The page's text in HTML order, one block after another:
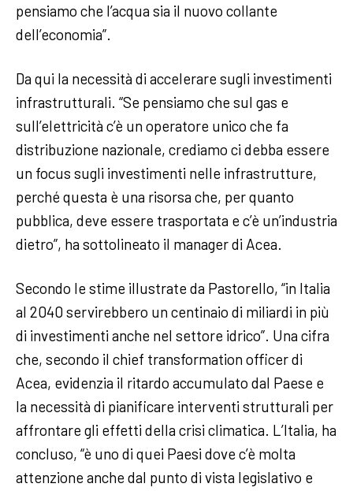
pensiamo che l’acqua sia il nuovo collante
dell’economia”.
Da qui la necessità di accelerare sugli investimenti
infrastrutturali. “Se pensiamo che sul gas e
sull’elettricità c’è un operatore unico che fa
distribuzione nazionale, crediamo ci debba essere
un focus sugli investimenti nelle infrastrutture,
perché questa è una risorsa che, per quanto
pubblica, deve essere trasportata e c’è un’industria
dietro”, ha sottolineato il manager di Acea.
Secondo le stime illustrate da Pastorello, “in Italia
al 2040 servirebbero un centinaio di miliardi in più
di investimenti anche nel settore idrico”. Una cifra
che, secondo il chief transformation officer di
Acea, evidenzia il ritardo accumulato dal Paese e
la necessità di pianificare interventi strutturali per
affrontare gli effetti della crisi climatica. L’Italia, ha
concluso, “è uno di quei Paesi dove c’è molta
attenzione anche dal punto di vista legislativo e